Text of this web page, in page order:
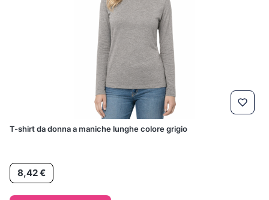
T-shirt da donna a maniche lunghe colore grigio
Prezzo
8,42 €